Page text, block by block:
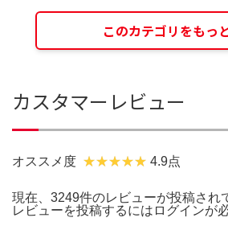
このカテゴリをもっ
カスタマーレビュー
オススメ度 4.9点
現在、3249件のレビューが投稿され
レビューを投稿するには ログインが